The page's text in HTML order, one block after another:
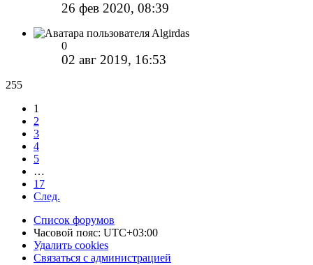
26 фев 2020, 08:39
Algirdas
0
02 авг 2019, 16:53
255
1
2
3
4
5
…
17
След.
Список форумов
Часовой пояс: UTC+03:00
Удалить cookies
Связаться с администрацией